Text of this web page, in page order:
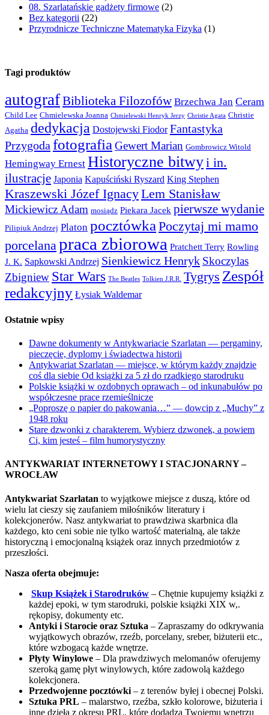
08. Szarlatańskie gadżety firmowe (2)
Bez kategorii (22)
Przyrodnicze Techniczne Matematyka Fizyka (1)
Tagi produktów
autografBiblioteka Filozofów Brzechwa Jan Ceram
Child Lee Chmielewska Joanna Chmielewski Henryk Jerzy Christie Agata Christie
Agatha dedykacja Dostojewski Fiodor Fantastyka
Przygodafotografia Gewert Marian Gombrowicz Witold
Hemingway Ernest Historyczne bitwyi in.
ilustracje Japonia Kapuściński Ryszard King Stephen
Kraszewski Józef IgnacyLem Stanisław
Mickiewicz Adam mosiądz Piekara Jacek pierwsze wydanie
Pilipiuk Andrzej Platon pocztówka Poczytaj mi mamo
porcelanapraca zbiorowa Pratchett Terry Rowling
J. K. Sapkowski Andrzej Sienkiewicz Henryk Skoczylas
Zbigniew Star Wars The Beatles Tolkien J.R.R. Tygrys Zespół
redakcyjny Łysiak Waldemar
Ostatnie wpisy
Dawne dokumenty w Antykwariacie Szarlatan — pergaminy,
pieczęcie, dyplomy i świadectwa historii
Antykwariat Szarlatan — miejsce, w którym każdy znajdzie
coś dla siebie Od książki za 5 zł do rzadkiego starodruku
Polskie książki w ozdobnych oprawach – od inkunabułów po
współczesne prace rzemieślnicze
„Poproszę o papier do pakowania…” — dowcip z „Muchy” z
1948 roku
Stare dzwonki z charakterem. Wybierz dzwonek, a powiem
Ci, kim jesteś – film humorystyczny
ANTYKWARIAT INTERNETOWY I STACJONARNY –
WROCŁAW
Antykwariat Szarlatan to wyjątkowe miejsce z duszą, które od
wielu lat cieszy się zaufaniem miłośników literatury i
kolekcjonerów. Nasz antykwariat to prawdziwa skarbnica dla
każdego, kto ceni sobie nie tylko wartość materialną, ale także
historyczną i emocjonalną książek oraz innych przedmiotów z
przeszłości.
Nasza oferta obejmuje:
Skup Książek i Starodruków – Chętnie kupujemy książki z
każdej epoki, w tym starodruki, polskie książki XIX w,.
rękopisy, dokumenty etc.
Antyki i Starocie oraz Sztuka – Zapraszamy do odkrywania
wyjątkowych obrazów, rzeźb, porcelany, sreber, biżuterii etc.,
które wzbogacą każde wnętrze.
Płyty Winylowe – Dla prawdziwych melomanów oferujemy
szeroką gamę płyt winylowych, które zadowolą każdego
kolekcjonera.
Przedwojenne pocztówki – z terenów byłej i obecnej Polski.
Sztuka PRL – malarstwo, rzeźba, szkło kolorowe, biżuteria i
inne dzieła z okresu PRL, które dodadzą Twojemu wnętrzu